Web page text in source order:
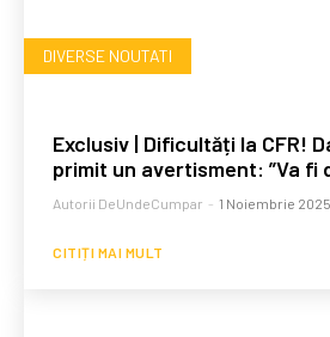
DIVERSE NOUTATI
Exclusiv | Dificultăți la CFR!
primit un avertisment: ”Va fi
Autorii DeUndeCumpar - 1 Noiembrie 2025
CITIȚI MAI MULT